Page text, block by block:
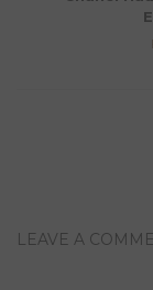
LEAVE A